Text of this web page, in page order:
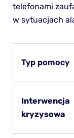
telefonami
w sytuacjach
Typ pomocy
Interwencja
kryzysowa